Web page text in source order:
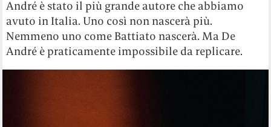
André è stato il più grande autore che abbiamo
avuto in Italia. Uno così non nascerà più.
Nemmeno uno come Battiato nascerà. Ma De
André è praticamente impossibile da replicare.